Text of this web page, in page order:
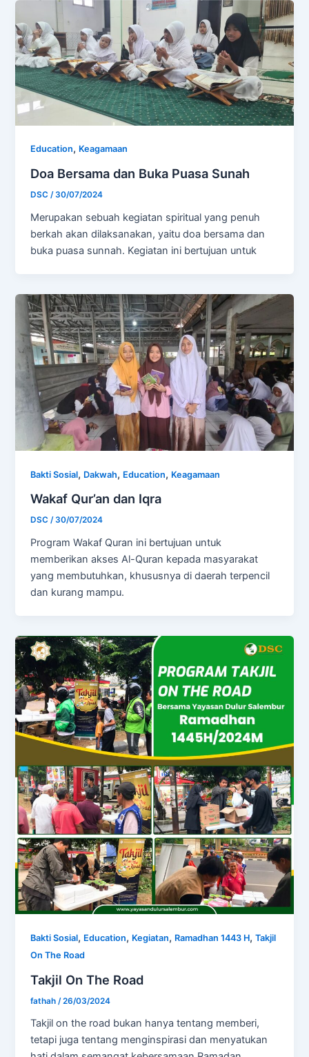
Education, Keagamaan
Doa Bersama dan Buka Puasa Sunah
DSC/30/07/2024
Merupakan sebuah kegiatan spiritual yang penuh
berkah akan dilaksanakan, yaitu doa bersama dan
buka puasa sunnah. Kegiatan ini bertujuan untuk
Bakti Sosial, Dakwah, Education, Keagamaan
Wakaf Qur’an dan Iqra
DSC/30/07/2024
Program Wakaf Quran ini bertujuan untuk
memberikan akses Al-Quran kepada masyarakat
yang membutuhkan, khususnya di daerah terpencil
dan kurang mampu.
Bakti Sosial, Education, Kegiatan, Ramadhan 1443 H,Takjil
On The Road
Takjil On The Road
fathah /26/03/2024
Takjil on the road bukan hanya tentang memberi,
tetapi juga tentang menginspirasi dan menyatukan